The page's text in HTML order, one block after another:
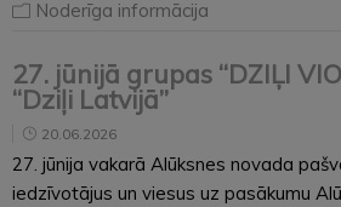
Noderīga informācija
27. jūnijā grupas “DZIĻI
“Dziļi Latvijā”
20.06.2026
27. jūnija vakarā Alūksnes novada
iedzīvotājus un viesus uz pasākumu